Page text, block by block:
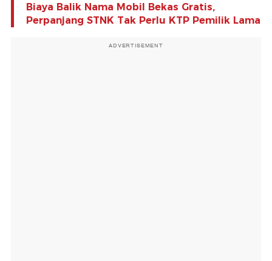
Biaya Balik Nama Mobil Bekas Gratis,
Perpanjang STNK Tak Perlu KTP Pemilik Lama
ADVERTISEMENT